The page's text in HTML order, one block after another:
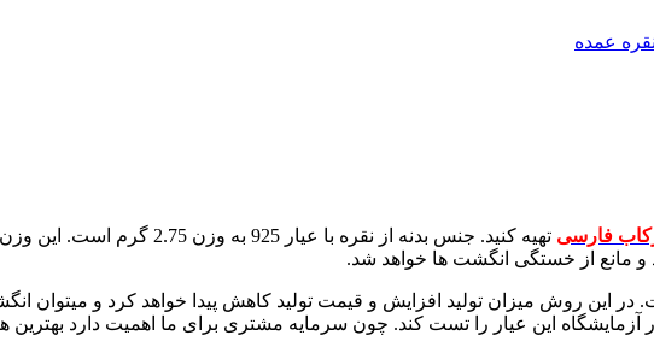
عمده
فارسی
تهیه کنید. جنس بدنه از نقره
و مانع از خستگی انگشت ها خواهد شد.
این روش میزان تولید افزایش و قیمت تولید کاهش پیدا خواهد کرد و میتوان